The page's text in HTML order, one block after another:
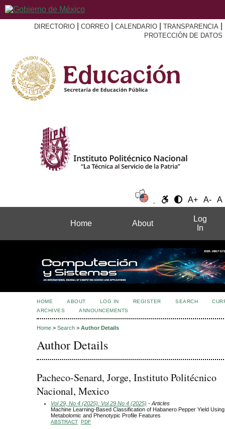
DIRECTORIO CORREO CALENDARIO TRANSPARENCIA
PROTECCIÓN DE DATOS
A+ A- A
Home About
Log
In
HOME ABOUT LOG IN REGISTER SEARCH
ARCHIVES
ANNOUNCEMENTS
Home > Search > Author Details
Author Details
Pacheco-Senard, Jorge, Instituto Politécnico
Nacional, Mexico
Vol 29, No 4 (2025): Vol 29 No 4 (2025) - Articles
Machine Learning-Based Classification of Habanero Pepper Yield
Metabolomic and Phenotypic Profile Features
ABSTRACT PDF